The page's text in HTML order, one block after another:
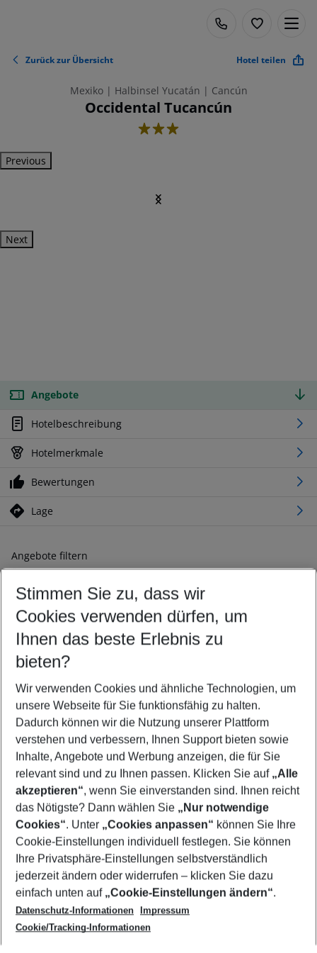
Zurück zur Übersicht Hotel teilen
Mexiko | Halbinsel Yucatán | Cancún
Occidental Tucancún
3
Previous
Next
Angebote
Hotelbeschreibung
Hotelmerkmale
Bewertungen
Lage
Angebote filtern
Ändern Sie Ihre Kriterien nach Ihren Wünschen
Abflughafen wählen
Beliebiger Abflughafen
Reisezeitraum wählen
09.08.26– 07.08.27 5-8 Nächte
2 Erwachsene Keine Kinder
Mehr Filter anzeigen
Footer
Footer navigation
Über uns
AGB
Cookie-Einstellungen ändern
Cookie-Richtlinie
Datenschutz
Service & Hilfe
Barrierefreies Reisen
Check-in
Folgen Sie uns
Stimmen Sie zu, dass wir
Cookies verwenden dürfen, um
Ihnen das beste Erlebnis zu
bieten?
Wir verwenden Cookies und ähnliche Technologien, um
unsere Webseite für Sie funktionsfähig zu halten.
Dadurch können wir die Nutzung unserer Plattform
verstehen und verbessern, Ihnen Support bieten sowie
Inhalte, Angebote und Werbung anzeigen, die für Sie
relevant sind und zu Ihnen passen. Klicken Sie auf „Alle
akzeptieren“, wenn Sie einverstanden sind. Ihnen reicht
das Nötigste? Dann wählen Sie „Nur notwendige
Cookies“. Unter „Cookies anpassen“ können Sie Ihre
Cookie-Einstellungen individuell festlegen. Sie können
Ihre Privatsphäre-Einstellungen selbstverständlich
jederzeit ändern oder widerrufen – klicken Sie dazu
einfach unten auf „Cookie-Einstellungen ändern“.
Datenschutz-Informationen
Impressum
Cookie/Tracking-Informationen